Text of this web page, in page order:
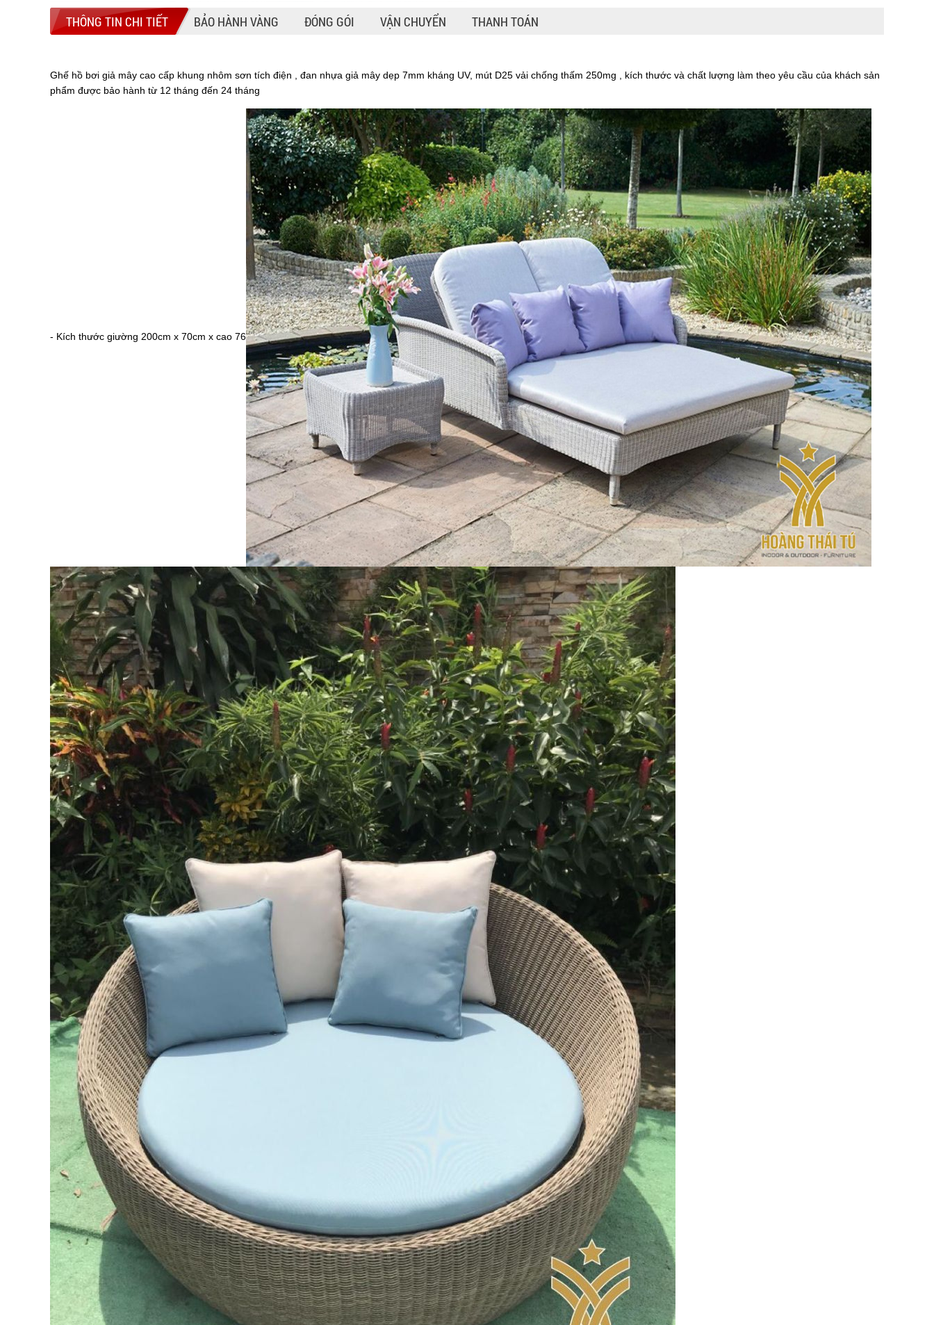
THÔNG TIN CHI TIẾT BẢO HÀNH VÀNG ĐÓNG GÓI VẬN CHUYỂN THANH TOÁN
Ghế hồ bơi giả mây cao cấp khung nhôm sơn tích điện , đan nhựa giả mây dẹp 7mm kháng UV, mút D25 vải chống thấm 250mg , kích thước và chất lượng làm theo yêu cầu của khách sản
phẩm được bảo hành từ 12 tháng đến 24 tháng
- Kích thước giường 200cm x 70cm x cao 76